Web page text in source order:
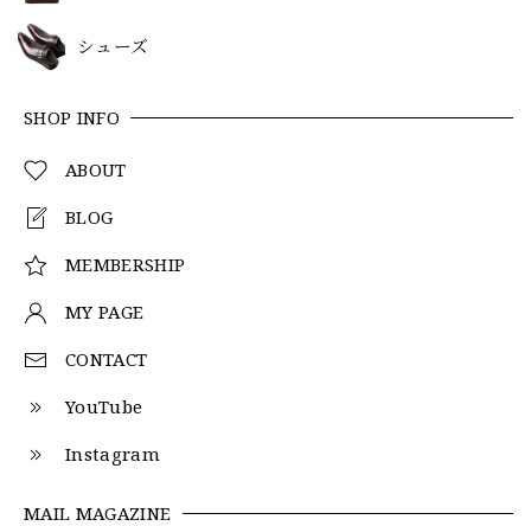
シューズ
SHOP INFO
ABOUT
BLOG
MEMBERSHIP
MY PAGE
CONTACT
YouTube
Instagram
MAIL MAGAZINE